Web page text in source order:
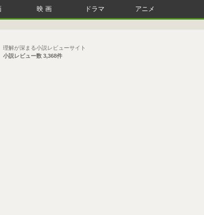
映画 ドラマ アニメ
理解が深まる小説レビューサイト
小説レビュー数 3,368件